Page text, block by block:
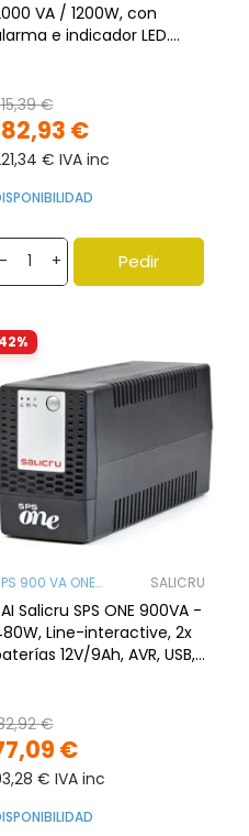
VA / 1200W, con
e indicador LED.
VAC,
€
€
€ IVA inc
- + Pedir
900 VA ONE
SALICRU
Salicru SPS ONE 900VA -
Line-interactive, 2x
12V/9Ah, AVR, USB,
€
€
€ IVA inc